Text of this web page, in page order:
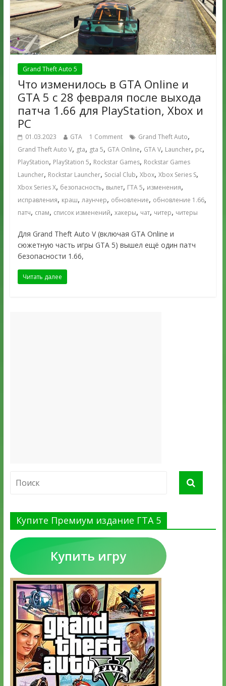
Grand Theft Auto 5
Что изменилось в GTA Online и
GTA 5 с 28 февраля после выхода
патча 1.66 для PlayStation, Xbox и
PC
01.03.2023 GTA 1 Comment Grand Theft Auto,
Grand Theft Auto V, gta, gta 5, GTA Online, GTA V, Launcher, pc,
PlayStation, PlayStation 5, Rockstar Games, Rockstar Games
Launcher, Rockstar Launcher, Social Club, Xbox, Xbox Series S,
Xbox Series X, безопасность, вылет, ГТА 5, изменения,
исправления, краш, лаунчер, обновление, обновление 1.66,
патч, спам, список изменений, хакеры, чат, читер, читеры
Для Grand Theft Auto V (включая GTA Online и
сюжетную часть игры GTA 5) вышел ещё один патч
безопасности 1.66,
Читать далее
Купите Премиум издание ГТА 5
Купить игру